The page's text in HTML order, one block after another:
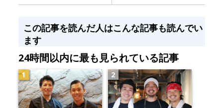
この記事を読んだ人はこんな記事も読んでい
ます
24時間以内に最も見られている記事